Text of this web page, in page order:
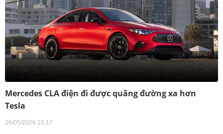
Mercedes CLA điện đi được quãng đường xa hơn
Tesla
26/05/2026 10:17